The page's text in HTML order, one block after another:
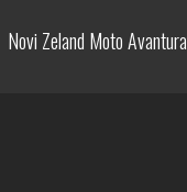
Novi Zeland Moto Avantura